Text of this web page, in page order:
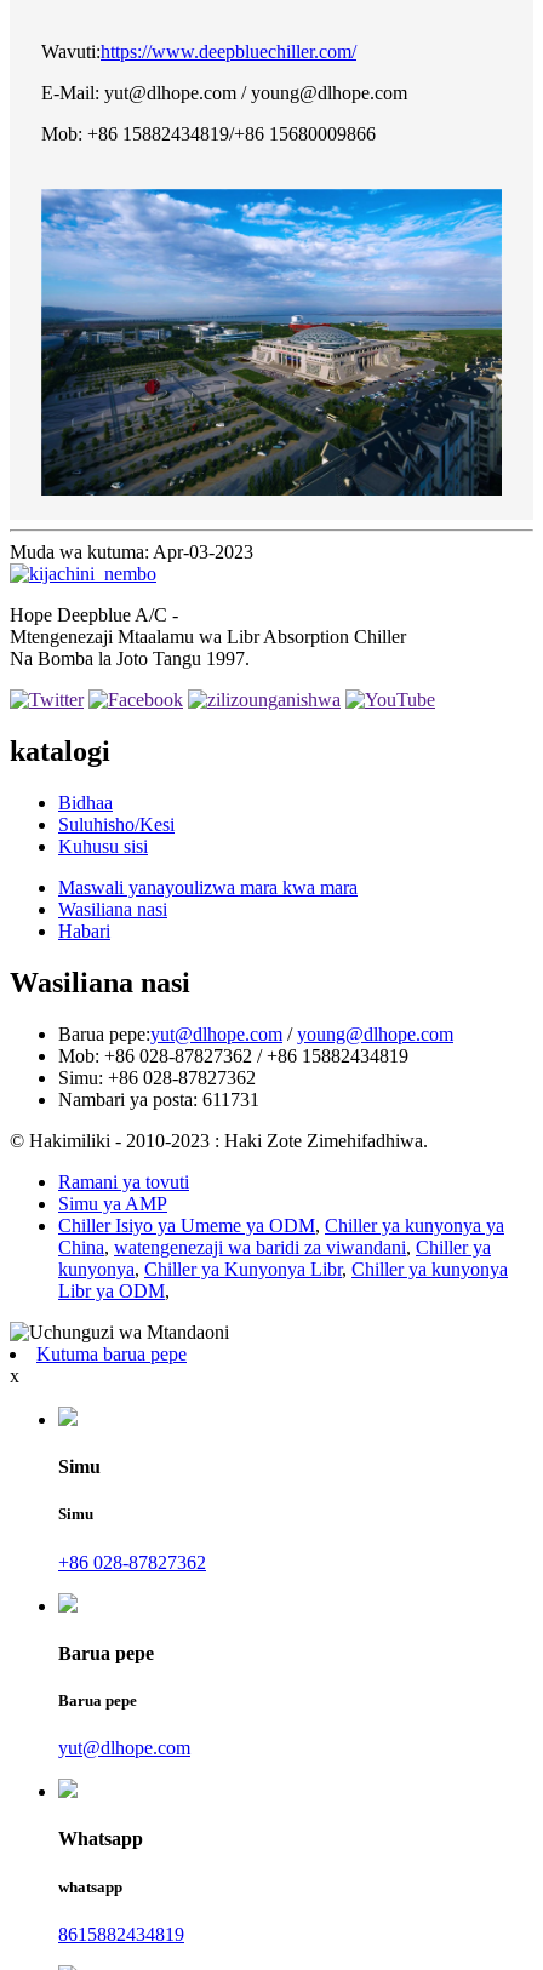
Wavuti:https://www.deepbluechiller.com/
E-Mail: yut@dlhope.com / young@dlhope.com
Mob: +86 15882434819/+86 15680009866
Muda wa kutuma: Apr-03-2023
Hope Deepblue A/C -
Mtengenezaji Mtaalamu wa Libr Absorption Chiller
Na Bomba la Joto Tangu 1997.
katalogi
Bidhaa
Suluhisho/Kesi
Kuhusu sisi
Maswali yanayoulizwa mara kwa mara
Wasiliana nasi
Habari
Wasiliana nasi
Barua pepe:yut@dlhope.com /young@dlhope.com
Mob: +86 028-87827362 / +86 15882434819
Simu: +86 028-87827362
Nambari ya posta: 611731
© Hakimiliki - 2010-2023 : Haki Zote Zimehifadhiwa.
Ramani ya tovuti
Simu ya AMP
Chiller Isiyo ya Umeme ya ODM, Chiller ya kunyonya ya
China, watengenezaji wa baridi za viwandani, Chiller ya
kunyonya, Chiller ya Kunyonya Libr, Chiller ya kunyonya
Libr ya ODM,
Kutuma barua pepe
x
Simu
Simu
+86 028-87827362
Barua pepe
Barua pepe
yut@dlhope.com
Whatsapp
whatsapp
8615882434819